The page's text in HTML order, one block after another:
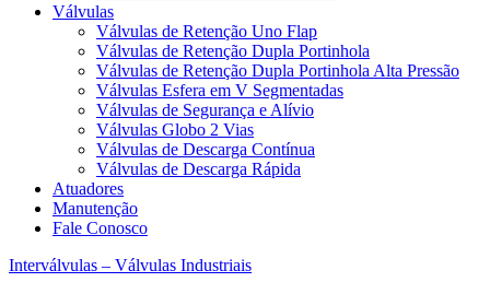
Válvulas
Válvulas de Retenção Uno Flap
Válvulas de Retenção Dupla Portinhola
Válvulas de Retenção Dupla Portinhola Alta Pressão
Válvulas Esfera em V Segmentadas
Válvulas de Segurança e Alívio
Válvulas Globo 2 Vias
Válvulas de Descarga Contínua
Válvulas de Descarga Rápida
Atuadores
Manutenção
Fale Conosco
Interválvulas – Válvulas Industriais